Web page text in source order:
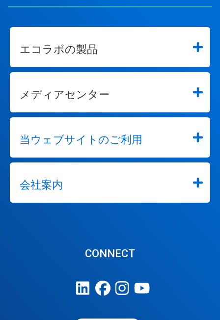
エコラボの製品
メディアセンター
当ウェブサイトのご利用
会社案内
CONNECT